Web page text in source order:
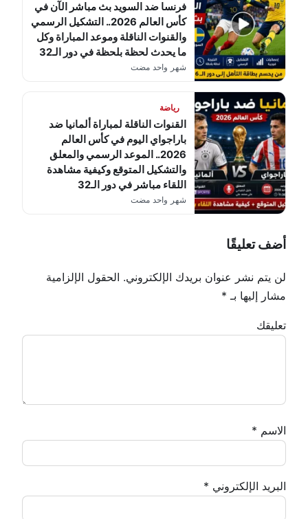
فرنسا ضد السويد بث مباشر الآن في
كأس العالم 2026.. التشكيل الرسمي
والقنوات الناقلة وموعد المباراة وكل
ما يحدث لحظة بلحظة في دور الـ32
شهر واحد مضت
رياضة
القنوات الناقلة لمباراة ألمانيا ضد
باراجواي اليوم في كأس العالم
2026.. الموعد الرسمي والمعلق
والتشكيل المتوقع وكيفية مشاهدة
اللقاء مباشر في دور الـ32
شهر واحد مضت
أضف تعليقًا
لن يتم نشر عنوان بريدك الإلكتروني. الحقول الإلزامية
مشار إليها بـ *
تعليقك
الاسم *
البريد الإلكتروني *